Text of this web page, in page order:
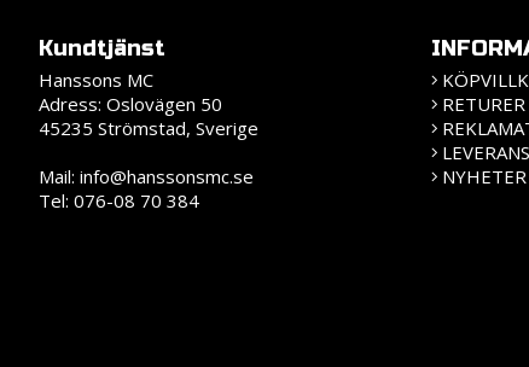
Kundtjänst
Hanssons MC
Adress: Oslovägen 50
45235 Strömstad, Sverige
Mail: info@hanssonsmc.se
Tel: 076-08 70 384